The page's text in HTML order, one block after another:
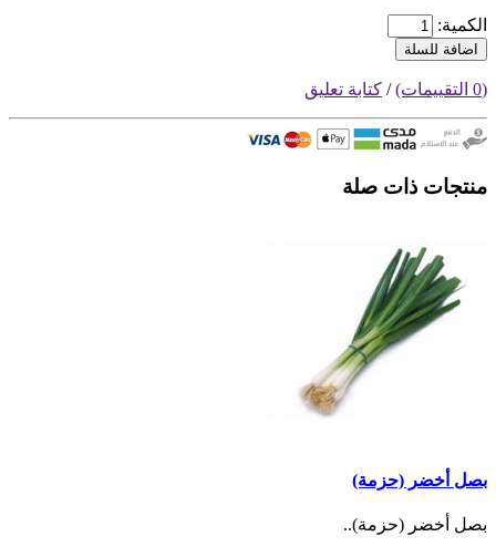
الكمية:
اضافة للسلة
(0 التقييمات) / كتابة تعليق
منتجات ذات صلة
بصل أخضر (حزمة)
بصل أخضر (حزمة)..